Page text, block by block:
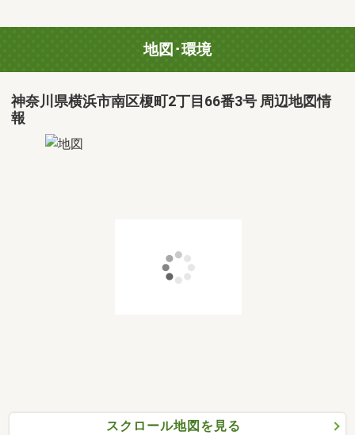
地図･環境
神奈川県横浜市南区榎町2丁目66番3号 周辺地図情
報
スクロール地図を見る